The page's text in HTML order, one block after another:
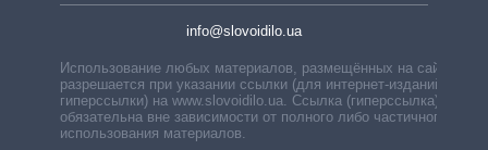
info@slovoidilo.ua
Использование любых материалов, размещённых на сайте,
разрешается при указании ссылки (для интернет-изданий —
гиперссылки) на www.slovoidilo.ua. Ссылка (гиперссылка)
обязательна вне зависимости от полного либо частичного
использования материалов.